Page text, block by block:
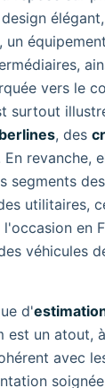
un
vers le
surtout
berlines, des
En revanche,
segments
utilitaires,
en
véhicules
d'
est un atout,
avec